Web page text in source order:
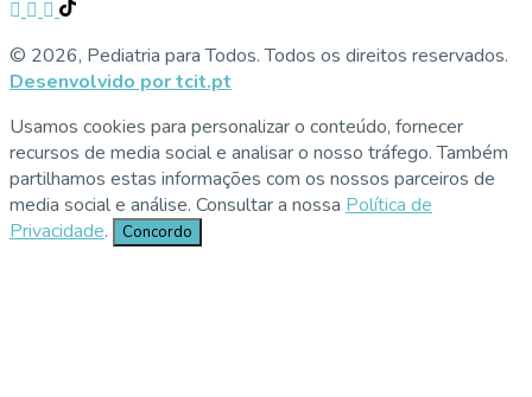
© 2026, Pediatria para Todos. Todos os direitos reservados.
Desenvolvido por tcit.pt
Usamos cookies para personalizar o conteúdo, fornecer
recursos de media social e analisar o nosso tráfego. Também
partilhamos estas informações com os nossos parceiros de
media social e análise. Consultar a nossa Política de
Privacidade. Concordo